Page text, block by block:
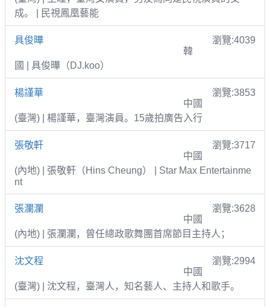
成。 | 民視鳳凰藝能
具俊曄
瀏覽:4039
韓
國 | 具俊曄（DJ.koo）
楊謹華
瀏覽:3853
中國
(臺灣) | 楊謹華，臺灣演員。15歲拍廣告入行
張敬軒
瀏覽:3717
中國
(內地) | 張敬軒（Hins Cheung） | Star Max Entertainme
nt
張瀾瀾
瀏覽:3628
中國
(內地) | 張瀾瀾，曾任總政歌舞團首席節目主持人；
沈文程
瀏覽:2994
中國
(臺灣) | 沈文程，臺灣人，知名藝人、主持人和歌手。